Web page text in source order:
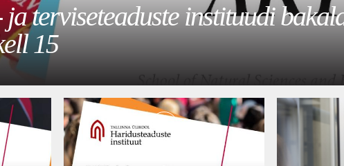
terviseteaduste instituudi
15